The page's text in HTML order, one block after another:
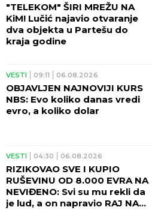
"TELEKOM" ŠIRI MREŽU NA
KiM! Lučić najavio otvaranje
dva objekta u Partešu do
kraja godine
VESTI 09:11 06.08.2026
OBJAVLJEN NAJNOVIJI KURS
NBS: Evo koliko danas vredi
evro, a koliko dolar
VESTI 04:30 06.08.2026
RIZIKOVAO SVE I KUPIO
RUŠEVINU OD 8.000 EVRA NA
NEVIĐENO: Svi su mu rekli da
je lud, a on napravio RAJ NA